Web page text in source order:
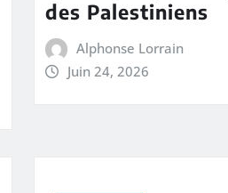
des Palestiniens
Alphonse Lorrain
Juin 24, 2026